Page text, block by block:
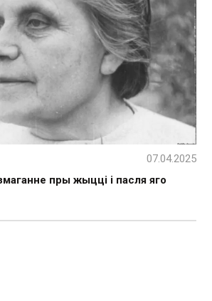
пры жыцці і пасля яго
07.04.2025